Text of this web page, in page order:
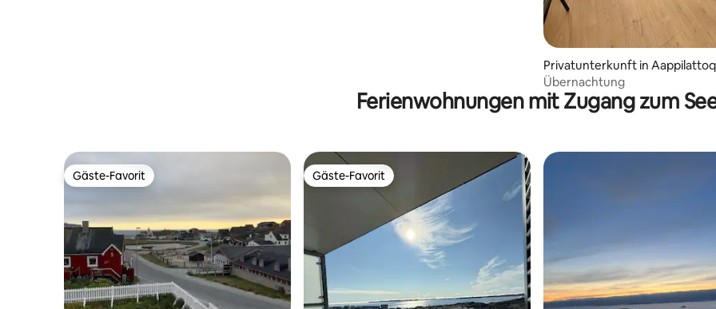
Privatunterkunft in Aappilattoq
Übernachtung
Ferienwohnungen mit Zugang zum
Gäste-Favorit
Gäste-Favorit Gäste-Favorit
Gäste-Favorit